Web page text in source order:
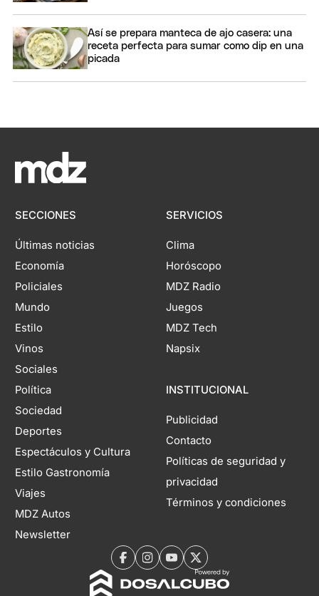
Así se prepara manteca de ajo casera: una
receta perfecta para sumar como dip en una
picada
SECCIONES
Últimas noticias
Economía
Policiales
Mundo
Estilo
Vinos
Sociales
Política
Sociedad
Deportes
Espectáculos y Cultura
Estilo Gastronomía
Viajes
MDZ Autos
Newsletter
SERVICIOS
Clima
Horóscopo
MDZ Radio
Juegos
MDZ Tech
Napsix
INSTITUCIONAL
Publicidad
Contacto
Políticas de seguridad y
privacidad
Términos y condiciones